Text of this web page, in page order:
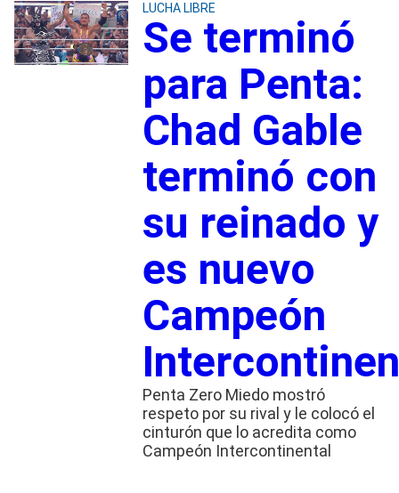
LUCHA LIBRE
Se terminó
para Penta:
Chad Gable
terminó con
su reinado y
es nuevo
Campeón
Penta Zero Miedo mostró
respeto por su rival y le colocó el
cinturón que lo acredita como
Campeón Intercontinental